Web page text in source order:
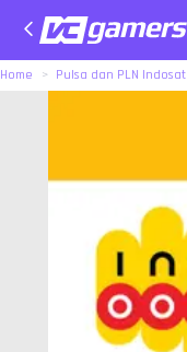
Home Pulsa dan PLN Indosat